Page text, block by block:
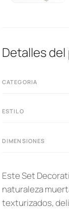
Detalles
CATEGORIA
ESTILO
DIMENSIONES
Este Set
naturaleza
texturizados,